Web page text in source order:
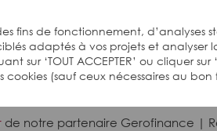
de notre partenaire Gerofinance |
fins de fonctionnement,
adaptés à vos projets et
sur ‘TOUT ACCEPTER’ ou cliquer
cookies (sauf ceux nécessaires au